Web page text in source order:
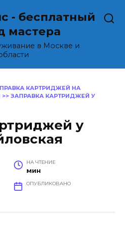
- бесплатный
мастера
в Москве и
КАРТРИДЖЕЙ НА
>> ЗАПРАВКА КАРТРИДЖЕЙ У
у
НА ЧТЕНИЕ
мин
ОПУБЛИКОВАНО